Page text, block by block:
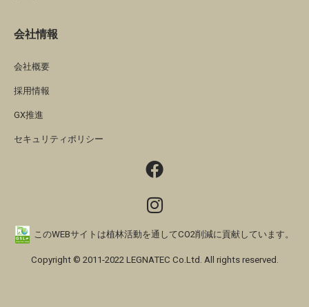
会社情報
会社概要
採用情報
GX推進
セキュリティポリシー
このWEBサイトは植林活動を通してCO2削減に貢献しています。
Copyright © 2011-2022 LEGNATEC Co.Ltd. All rights reserved.